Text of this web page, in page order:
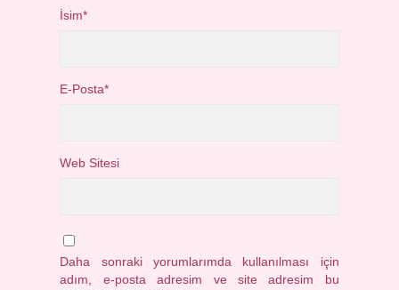
İsim*
E-Posta*
Web Sitesi
Daha sonraki yorumlarımda kullanılması için
adım, e-posta adresim ve site adresim bu